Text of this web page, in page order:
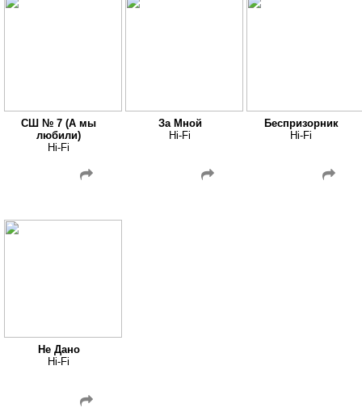
СШ № 7 (А мы
любили)
Hi-Fi
За Мной
Hi-Fi
Беспризорник
Hi-Fi
Не Дано
Hi-Fi